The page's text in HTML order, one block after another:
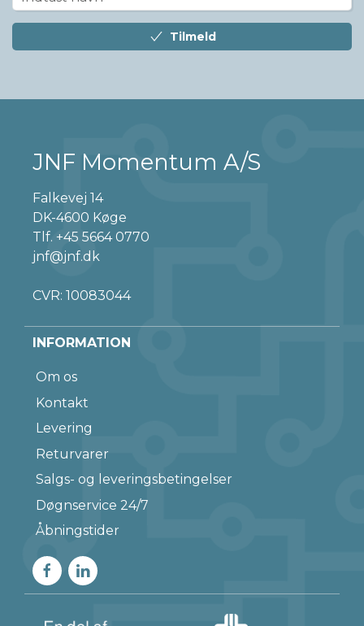
Tilmeld
JNF Momentum A/S
Falkevej 14
DK-4600 Køge
Tlf. +45 5664 0770
jnf@jnf.dk
CVR: 10083044
INFORMATION
Om os
Kontakt
Levering
Returvarer
Salgs- og leveringsbetingelser
Døgnservice 24/7
Åbningstider